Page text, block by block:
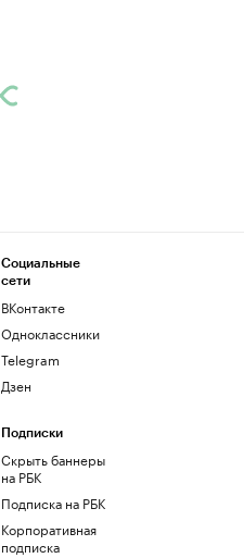
Социальные
сети
ВКонтакте
Одноклассники
Telegram
Дзен
Подписки
Скрыть баннеры
на РБК
Подписка на РБК
Корпоративная
подписка